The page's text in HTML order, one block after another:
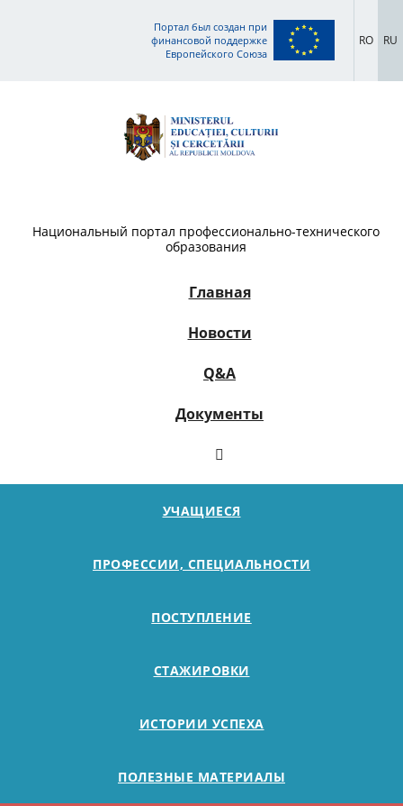
Портал был создан при
финансовой поддержке
Европейского Союза
RO RU
Национальный портал профессионально-технического
образования
Главная
Новости
Q&A
Документы
УЧАЩИЕСЯ
ПРОФЕССИИ, СПЕЦИАЛЬНОСТИ
ПОСТУПЛЕНИЕ
СТАЖИРОВКИ
ИСТОРИИ УСПЕХА
ПОЛЕЗНЫЕ МАТЕРИАЛЫ